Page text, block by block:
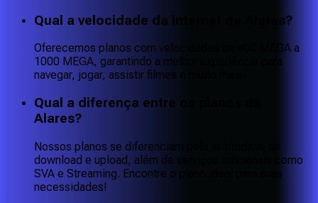
Qual a velocidade da internet da Alares?
Oferecemos planos com velocidades de 400 MEGA a
1000 MEGA, garantindo a melhor experiência para
navegar, jogar, assistir filmes e muito mais.
Qual a diferença entre os planos da
Alares?
Nossos planos se diferenciam pela velocidade de
download e upload, além de serviços adicionais como
SVA e Streaming. Encontre o plano ideal para suas
necessidades!